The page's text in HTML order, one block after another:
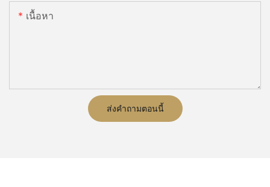
เนื้อหา
ส่งคำถามตอนนี้